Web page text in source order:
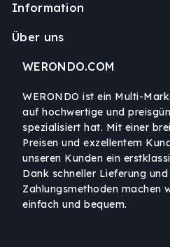
Information
Über uns
WERONDO.COM
WERONDO ist ein Multi-
auf hochwertige und
spezialisiert hat. Mit einer
Preisen und exzellentem
unseren Kunden ein
Dank schneller Lieferung
Zahlungsmethoden machen
einfach und bequem.